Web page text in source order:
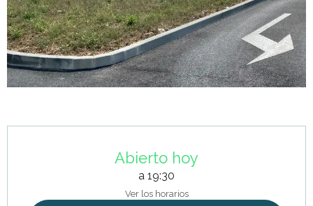
Abierto hoy
a 19:30
Ver los horarios